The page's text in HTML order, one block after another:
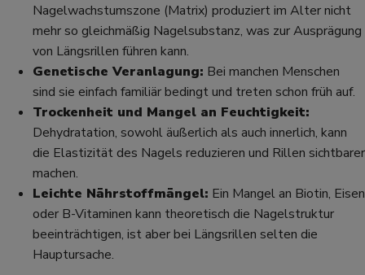
Nagelwachstumszone (Matrix) produziert im Alter nicht
mehr so gleichmäßig Nagelsubstanz, was zur Ausprägung
von Längsrillen führen kann.
Genetische Veranlagung: Bei manchen Menschen
sind sie einfach familiär bedingt und treten schon früh auf.
Trockenheit und Mangel an Feuchtigkeit:
Dehydratation, sowohl äußerlich als auch innerlich, kann
die Elastizität des Nagels reduzieren und Rillen sichtbarer
machen.
Leichte Nährstoffmängel: Ein Mangel an Biotin, Eisen
oder B-Vitaminen kann theoretisch die Nagelstruktur
beeinträchtigen, ist aber bei Längsrillen selten die
Hauptursache.